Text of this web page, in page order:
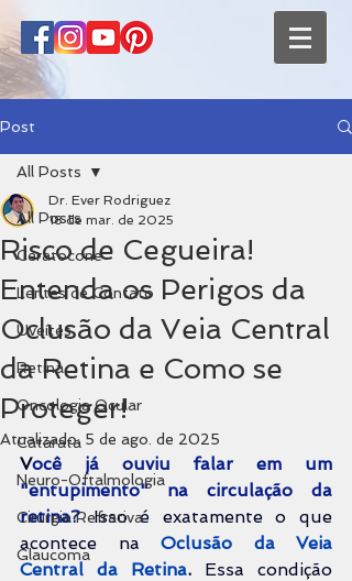
Post
All Posts
Ceratocone
Lentes de Contato
Uveítes
Retina
Oncologia Ocular
Catarata
Neuro-Oftalmologia
Cirurgia Refrativa
Glaucoma
All Posts
Risco de Cegueira!
Entenda os Perigos da
Oclusão da Veia Central
da Retina e Como se
Proteger!
Dr. Ever Rodriguez
18 de mar. de 2025
Atualizado: 5 de ago. de 2025
Você já ouviu falar em um
"entupimento" na circulação da
retina?
Isso é exatamente o que
acontece na Oclusão da Veia
Central da Retina. Essa condição